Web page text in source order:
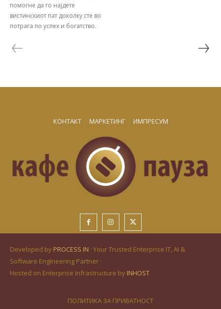
помогне да го најдете
вистинскиот пат доколку сте во
потрага по успех и богатство.
КОНТАКТ МАРКЕТИНГ ИМПРЕСУМ
Developed by PROCESS IN · Your Trusted Enterprise IT, AI &
Software Engineering Partner ·
Hosted on Enterprise Infrastructure by INHOST
ПОЛИТИКА ЗА ПРИВАТНОСТ